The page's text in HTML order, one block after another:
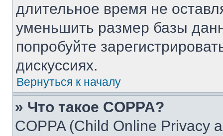
длительное время не
уменьшить размер базы
попробуйте
дискуссиях.
Вернуться к началу
» Что такое COPPA?
COPPA (Child Online Privacy